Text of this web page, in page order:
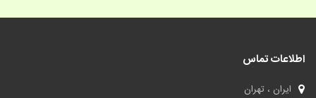
اطلاعات تماس
ایران ، تهران